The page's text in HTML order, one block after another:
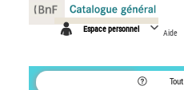
Espace personnel Aide
Tout
Panneau de gestion des cookies